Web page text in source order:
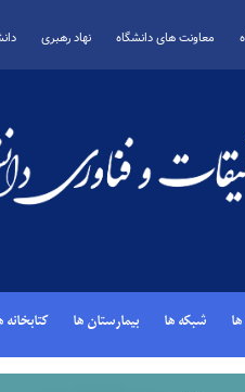
معاونت های دانشگاه نهاد رهبری
شبکه ها بیمارستان ها